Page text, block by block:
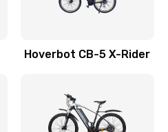
Hoverbot CB-5 X-Rider